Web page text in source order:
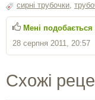
сирні трубочки,
28 серпня 2011, 20:57
Мені подобається
Схожі